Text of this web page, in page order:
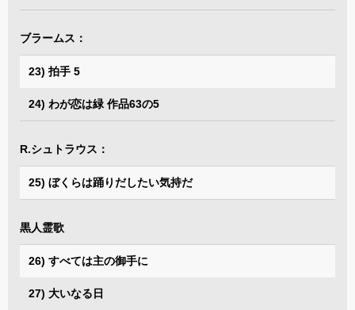
ブラームス：
23) 拍手 5
24) わが恋は緑 作品63の5
R.シュトラウス：
25) ぼくらは踊りだしたい気持だ
黒人霊歌
26) すべては主の御手に
27) 大いなる日